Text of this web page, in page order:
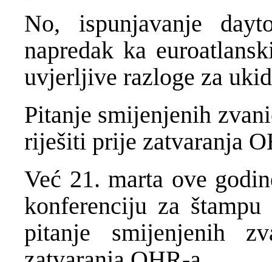
No, ispunjavanje
napredak ka
uvjerljive razloge za
Pitanje smijenjenih
riješiti prije zatvaranja
Već 21. marta ove
konferenciju za
pitanje smijenjenih